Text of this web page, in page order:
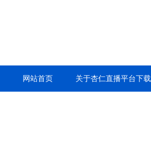
网站首页 关于杏仁直播平台下载